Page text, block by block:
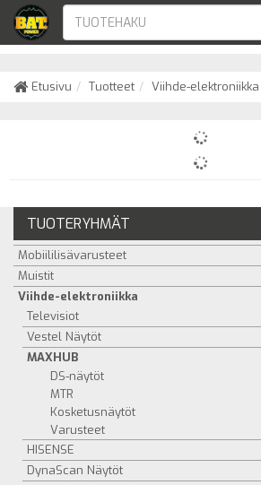
Etusivu Tuotteet Viihde-elektroniikka
TUOTERYHMÄT
Mobiililisävarusteet
Muistit
Viihde-elektroniikka
Televisiot
Vestel Näytöt
MAXHUB
DS-näytöt
MTR
Kosketusnäytöt
Varusteet
HISENSE
DynaScan Näytöt